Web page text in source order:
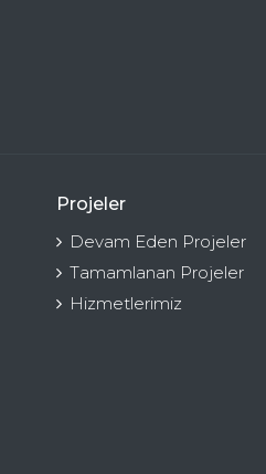
Projeler
Devam Eden Projeler
Tamamlanan Projeler
Hizmetlerimiz